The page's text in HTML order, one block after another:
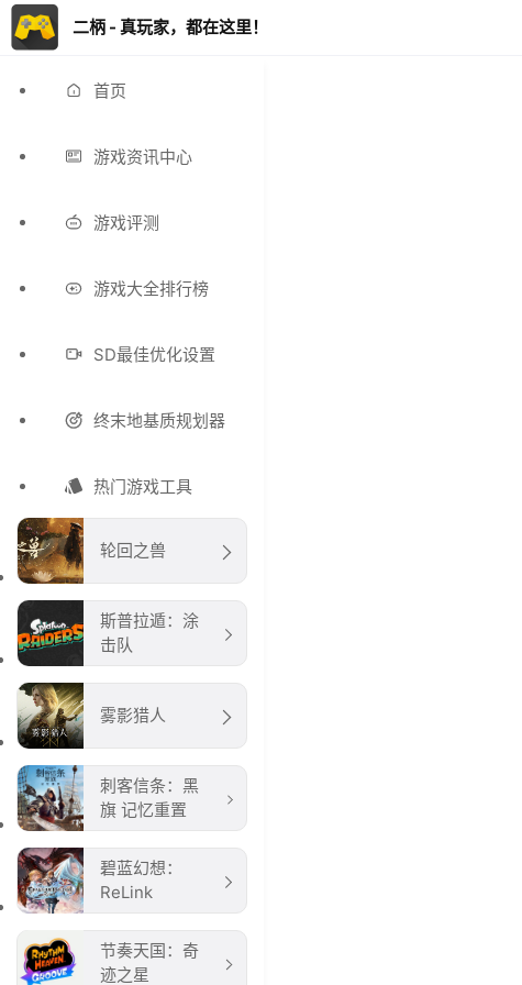
二柄 - 真玩家，都在这里！
首页
游戏资讯中心
游戏评测
游戏大全排行榜
SD最佳优化设置
终末地基质规划器
热门游戏工具
轮回之兽
斯普拉遁：涂
击队
雾影猎人
刺客信条：黑
旗 记忆重置
碧蓝幻想：
ReLink
节奏天国：奇
迹之星